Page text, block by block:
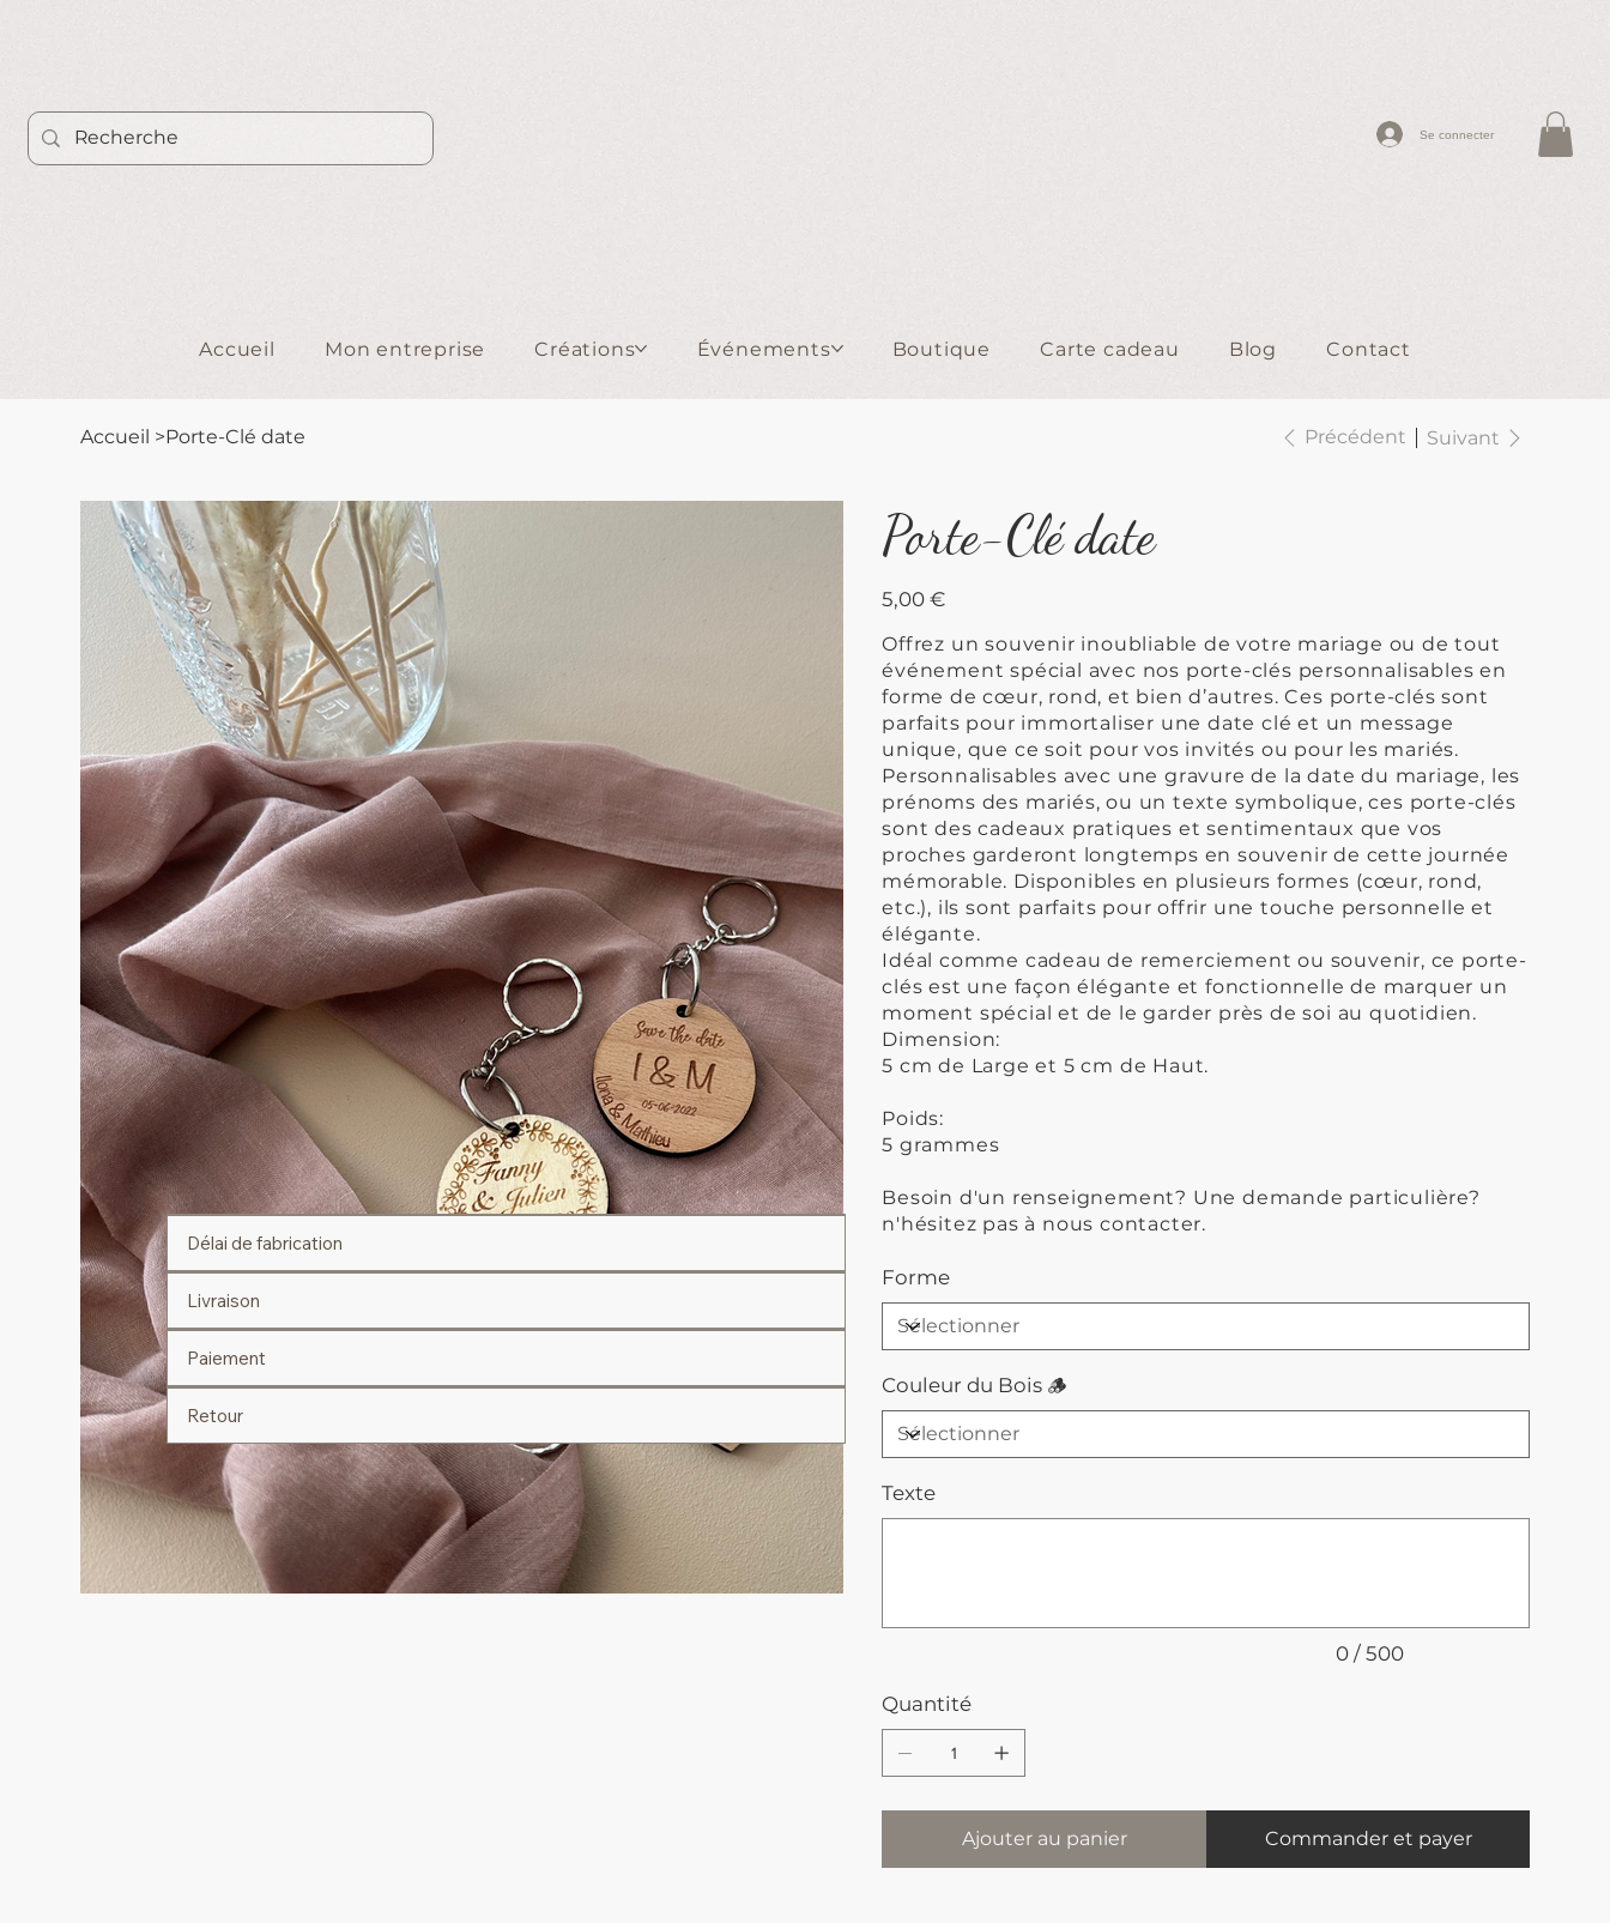
Se connecter
Accueil Mon entreprise Créations Événements Boutique Carte cadeau Blog Contact
Accueil >Porte-Clé date Précédent Suivant
Porte-Clé date
5,00 €
Offrez un souvenir inoubliable de votre mariage ou de tout
événement spécial avec nos porte-clés personnalisables en
forme de cœur, rond, et bien d’autres. Ces porte-clés sont
parfaits pour immortaliser une date clé et un message
unique, que ce soit pour vos invités ou pour les mariés.
Personnalisables avec une gravure de la date du mariage, les
prénoms des mariés, ou un texte symbolique, ces porte-clés
sont des cadeaux pratiques et sentimentaux que vos
proches garderont longtemps en souvenir de cette journée
mémorable. Disponibles en plusieurs formes (cœur, rond,
etc.), ils sont parfaits pour offrir une touche personnelle et
élégante.
Idéal comme cadeau de remerciement ou souvenir, ce porte-
clés est une façon élégante et fonctionnelle de marquer un
moment spécial et de le garder près de soi au quotidien.
Dimension:
5 cm de Large et 5 cm de Haut.
Poids:
5 grammes
Besoin d'un renseignement? Une demande particulière?
n'hésitez pas à nous contacter.
Forme
Couleur du Bois 🪵
Texte
0 / 500
Quantité
Ajouter au panier Commander et payer
Délai de fabrication
Livraison
Paiement
Retour